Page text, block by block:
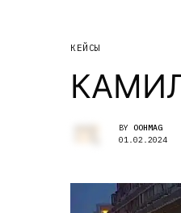
КЕЙСЫ
BY OOHMAG
01.02.2024